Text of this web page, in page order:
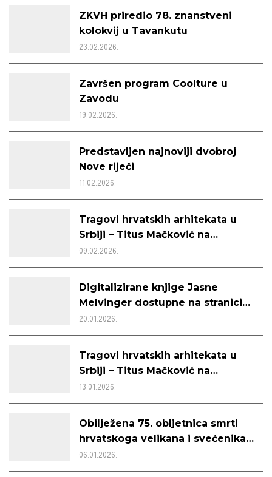
ZKVH priredio 78. znanstveni
kolokvij u Tavankutu
23.02.2026.
Završen program Coolture u
Zavodu
19.02.2026.
Predstavljen najnoviji dvobroj
Nove riječi
11.02.2026.
Tragovi hrvatskih arhitekata u
Srbiji – Titus Mačković na
zajedničkom kalendaru za
veljaču 2026.
09.02.2026.
Digitalizirane knjige Jasne
Melvinger dostupne na stranici
ZKVH-a
20.01.2026.
Tragovi hrvatskih arhitekata u
Srbiji – Titus Mačković na
zajedničkom kalendaru za
siječanj 2026.
13.01.2026.
Obilježena 75. obljetnica smrti
hrvatskoga velikana i svećenika
Blaška Rajića
06.01.2026.